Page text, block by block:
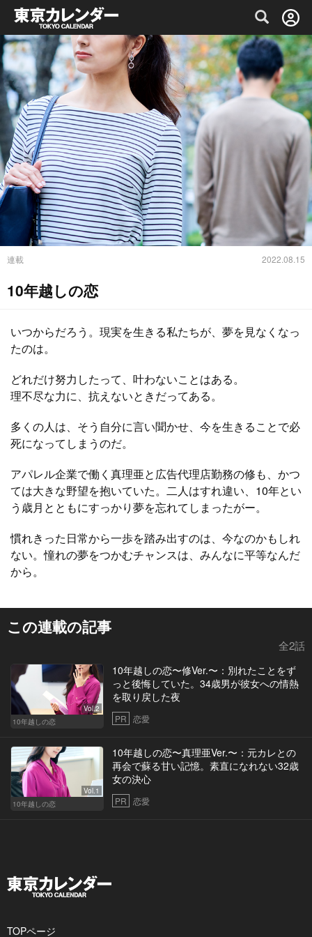
グルメ情報・プレミアムレストラン予約
連載 2022.08.15
10年越しの恋
いつからだろう。現実を生きる私たちが、夢を見なくなっ
たのは。
どれだけ努力したって、叶わないことはある。
理不尽な力に、抗えないときだってある。
多くの人は、そう自分に言い聞かせ、今を生きることで必
死になってしまうのだ。
アパレル企業で働く真理亜と広告代理店勤務の修も、かつ
ては大きな野望を抱いていた。二人はすれ違い、10年とい
う歳月とともにすっかり夢を忘れてしまったがー。
慣れきった日常から一歩を踏み出すのは、今なのかもしれ
ない。憧れの夢をつかむチャンスは、みんなに平等なんだ
から。
この連載の記事
全2話
Vol.2
10年越しの恋
10年越しの恋〜修Ver.〜：別れたことをず
っと後悔していた。34歳男が彼女への情熱
を取り戻した夜
PR 恋愛
Vol.1
10年越しの恋
10年越しの恋〜真理亜Ver.〜：元カレとの
再会で蘇る甘い記憶。素直になれない32歳
女の決心
PR 恋愛
TOPページ